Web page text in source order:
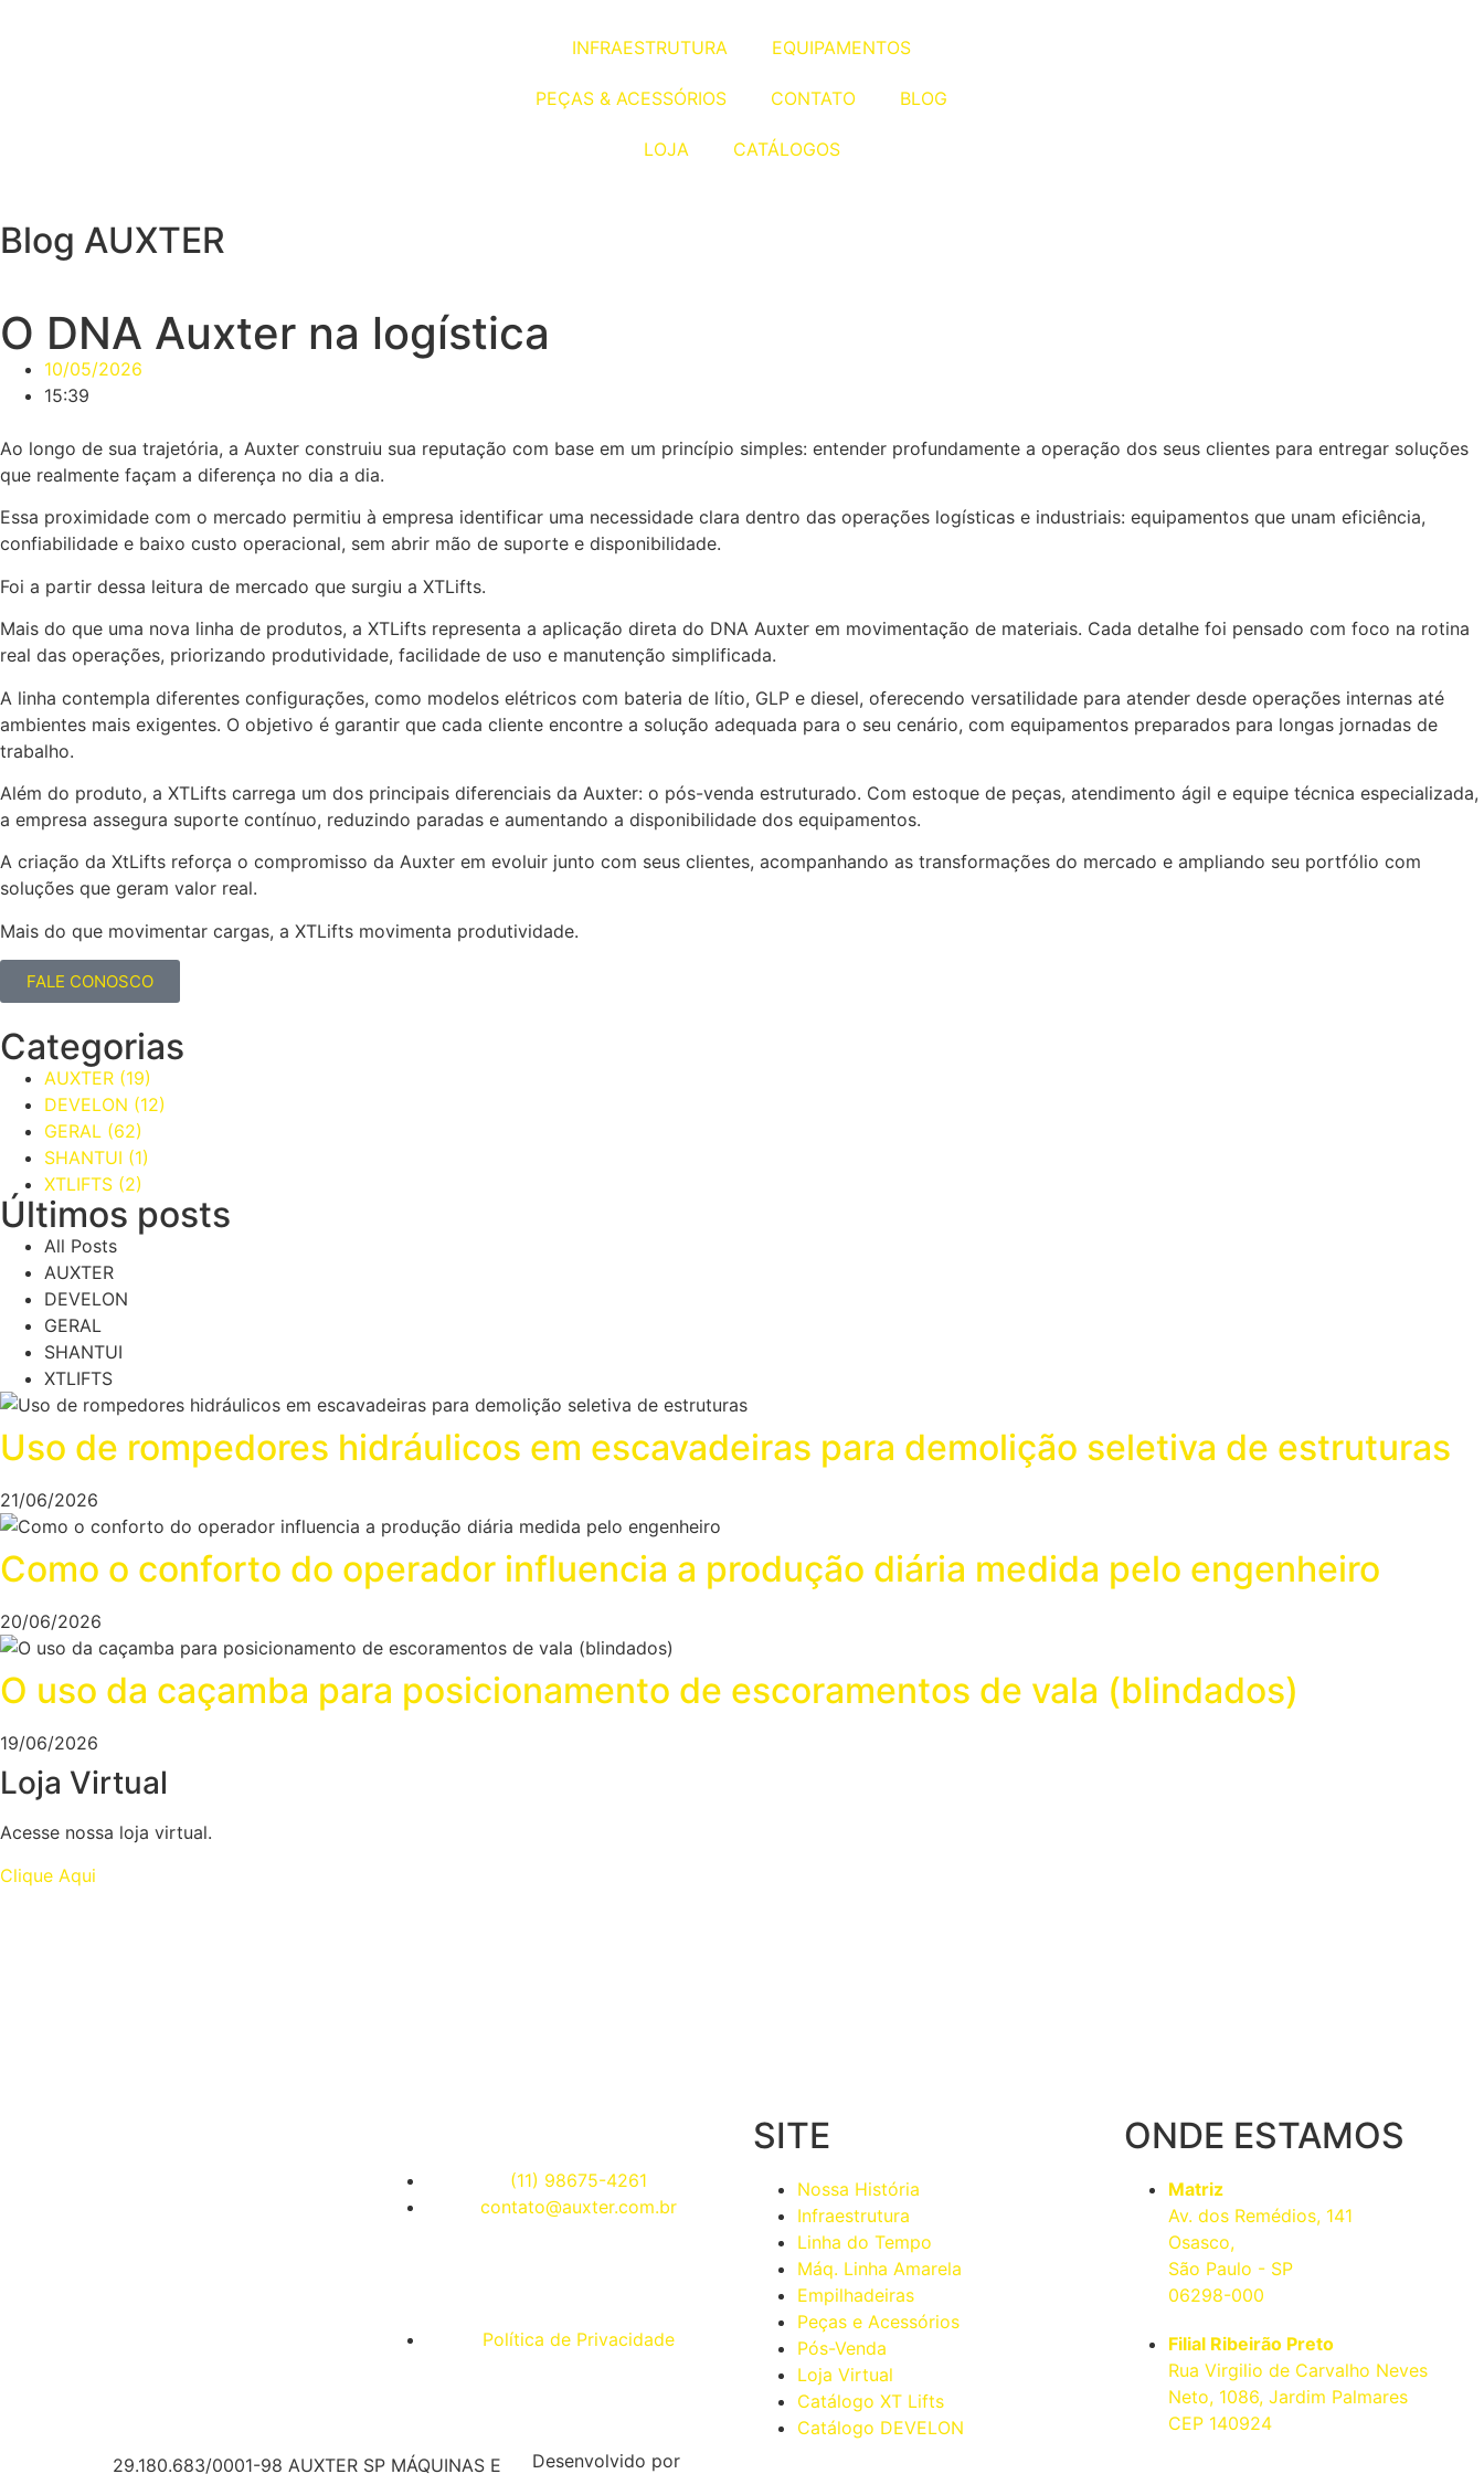
INFRAESTRUTURA EQUIPAMENTOS
PEÇAS & ACESSÓRIOS CONTATO BLOG
LOJA CATÁLOGOS
Blog AUXTER
O DNA Auxter na logística
10/05/2026
15:39
Ao longo de sua trajetória, a Auxter construiu sua reputação com base em um princípio simples: entender profundamente a operação dos seus clientes para entregar soluções
que realmente façam a diferença no dia a dia.
Essa proximidade com o mercado permitiu à empresa identificar uma necessidade clara dentro das operações logísticas e industriais: equipamentos que unam eficiência,
confiabilidade e baixo custo operacional, sem abrir mão de suporte e disponibilidade.
Foi a partir dessa leitura de mercado que surgiu a XTLifts.
Mais do que uma nova linha de produtos, a XTLifts representa a aplicação direta do DNA Auxter em movimentação de materiais. Cada detalhe foi pensado com foco na rotina
real das operações, priorizando produtividade, facilidade de uso e manutenção simplificada.
A linha contempla diferentes configurações, como modelos elétricos com bateria de lítio, GLP e diesel, oferecendo versatilidade para atender desde operações internas até
ambientes mais exigentes. O objetivo é garantir que cada cliente encontre a solução adequada para o seu cenário, com equipamentos preparados para longas jornadas de
trabalho.
Além do produto, a XTLifts carrega um dos principais diferenciais da Auxter: o pós-venda estruturado. Com estoque de peças, atendimento ágil e equipe técnica especializada,
a empresa assegura suporte contínuo, reduzindo paradas e aumentando a disponibilidade dos equipamentos.
A criação da XtLifts reforça o compromisso da Auxter em evoluir junto com seus clientes, acompanhando as transformações do mercado e ampliando seu portfólio com
soluções que geram valor real.
Mais do que movimentar cargas, a XTLifts movimenta produtividade.
FALE CONOSCO
Categorias
AUXTER (19)
DEVELON (12)
GERAL (62)
SHANTUI (1)
XTLIFTS (2)
Últimos posts
All Posts
AUXTER
DEVELON
GERAL
SHANTUI
XTLIFTS
Uso de rompedores hidráulicos em escavadeiras para demolição seletiva de estruturas
21/06/2026
Como o conforto do operador influencia a produção diária medida pelo engenheiro
20/06/2026
O uso da caçamba para posicionamento de escoramentos de vala (blindados)
19/06/2026
Loja Virtual
Acesse nossa loja virtual.
Clique Aqui
(11) 98675-4261
contato@auxter.com.br
Política de Privacidade
SITE
Nossa História
Infraestrutura
Linha do Tempo
Máq. Linha Amarela
Empilhadeiras
Peças e Acessórios
Pós-Venda
Loja Virtual
Catálogo XT Lifts
Catálogo DEVELON
ONDE ESTAMOS
Matriz
Av. dos Remédios, 141
Osasco,
São Paulo - SP
06298-000
Filial Ribeirão Preto
Rua Virgilio de Carvalho Neves
Neto, 1086, Jardim Palmares
CEP 140924
29.180.683/0001-98 AUXTER SP MÁQUINAS E
Desenvolvido por